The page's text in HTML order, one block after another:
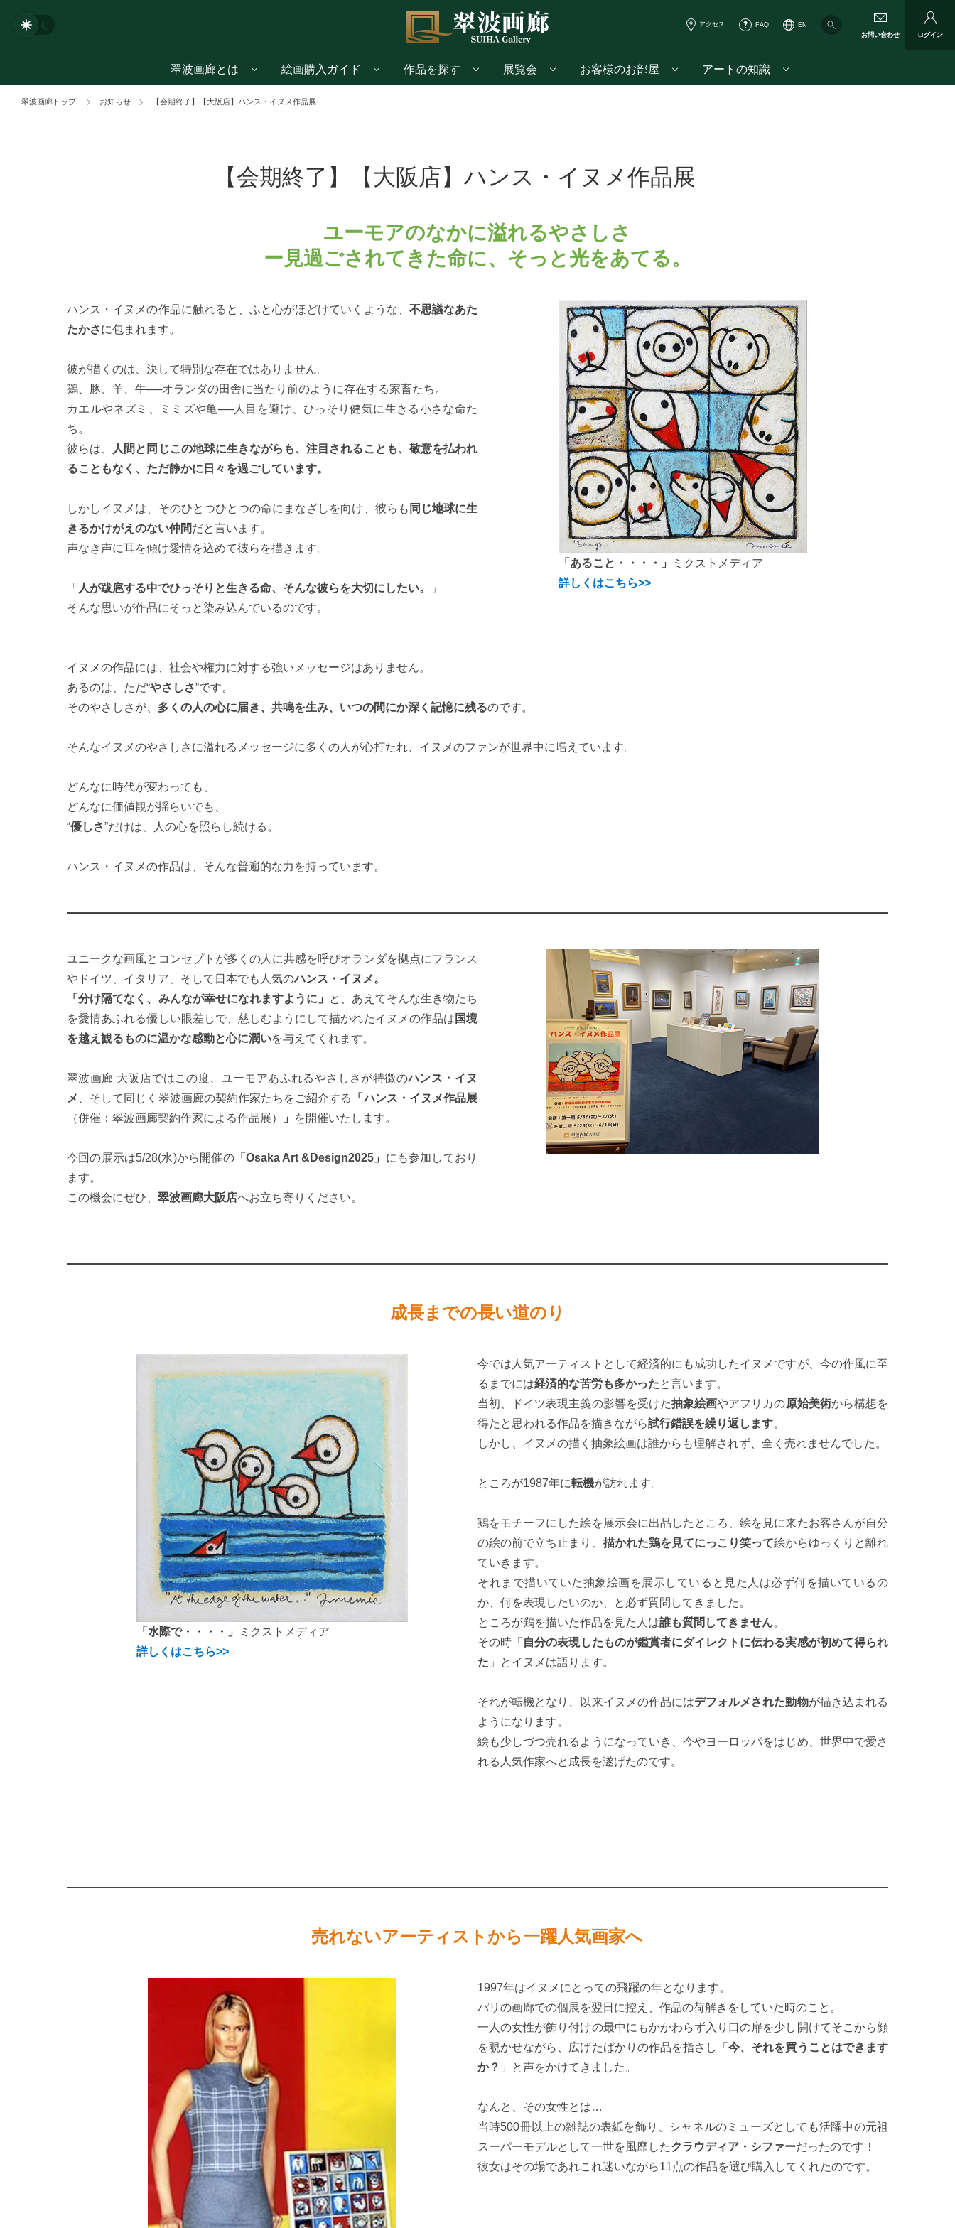
アクセス FAQ
EN
お問い合わせ
ログイン
翠波画廊とは 絵画購入ガイド 作品を探す 展覧会 お客様のお部屋 アートの知識
翠波画廊トップ お知らせ 【会期終了】【大阪店】ハンス・イヌメ作品展
【会期終了】【大阪店】ハンス・イヌメ作品展
ユーモアのなかに溢れるやさしさ
ー見過ごされてきた命に、そっと光をあてる。
ハンス・イヌメの作品に触れると、ふと心がほどけていくような、 不思議なあた
たかさに包まれます。
彼が描くのは、決して特別な存在ではありません。
鶏、豚、羊、牛──オランダの田舎に当たり前のように存在する家畜たち。
カエルやネズミ、ミミズや亀──人目を避け、ひっそり健気に生きる小さな命た
ち。
彼らは、
人間と同じこの地球に生きながらも、注目されることも、敬意を払われ
ることもなく、ただ静かに日々を過ごしています。
しかしイヌメは、そのひとつひとつの命にまなざしを向け、彼らも 同じ地球に生
きるかけがえのない仲間だと言います。
声なき声に耳を傾け愛情を込めて彼らを描きます。
「 人が跋扈する中でひっそりと生きる命、そんな彼らを大切にしたい。
」
そんな思いが作品にそっと染み込んでいるのです。
「あること・・・・」
ミクストメディア
詳しくはこちら>>
イヌメの作品には、社会や権力に対する強いメッセージはありません。
あるのは、ただ“やさしさ”です。
そのやさしさが、 多くの人の心に届き、共鳴を生み、いつの間にか深く記憶に残るのです。
そんなイヌメのやさしさに溢れるメッセージに多くの人が心打たれ、イヌメのファンが世界中に増えています。
どんなに時代が変わっても、
どんなに価値観が揺らいでも、
“優しさ”だけは、人の心を照らし続ける。
ハンス・イヌメの作品は、そんな普遍的な力を持っています。
ユニークな画風とコンセプトが多くの人に共感を呼びオランダを拠点にフランス
やドイツ、イタリア、そして日本でも人気のハンス・イヌメ。
「分け隔てなく、みんなが幸せになれますように」 と、あえてそんな生き物たち
を愛情あふれる優しい眼差しで、慈しむようにして描かれたイヌメの作品は 国境
を越え観るものに温かな感動と心に潤いを与えてくれます。
翠波画廊 大阪店ではこの度、ユーモアあふれるやさしさが特徴のハンス・イヌ
メ
、そして同じく翠波画廊の契約作家たちをご紹介する 「ハンス・イヌメ作品展
（併催：翠波画廊契約作家による作品展）
」 を開催いたします。
今回の展示は5/28(水)から開催の「Osaka Art &Design2025」 にも参加しており
ます。
この機会にぜひ、翠波画廊大阪店へお立ち寄りください。
成長までの長い道のり
「水際で・・・・」
ミクストメディア
詳しくはこちら>>
今では人気アーティストとして経済的にも成功したイヌメですが、今の作風に至
るまでには経済的な苦労も多かったと言います。
当初、ドイツ表現主義の影響を受けた抽象絵画やアフリカの原始美術から構想を
得たと思われる作品を描きながら試行錯誤を繰り返します。
しかし、イヌメの描く抽象絵画は誰からも理解されず、全く売れませんでした。
ところが1987年に転機が訪れます。
鶏をモチーフにした絵を展示会に出品したところ、絵を見に来たお客さんが自分
の絵の前で立ち止まり、 描かれた鶏を見てにっこり笑って絵からゆっくりと離れ
ていきます。
それまで描いていた抽象絵画を展示していると見た人は必ず何を描いているの
か、何を表現したいのか、と必ず質問してきました。
ところが鶏を描いた作品を見た人は誰も質問してきません。
その時「 自分の表現したものが鑑賞者にダイレクトに伝わる実感が初めて得られ
た 」とイヌメは語ります。
それが転機となり、以来イヌメの作品にはデフォルメされた動物が描き込まれる
ようになります。
絵も少しづつ売れるようになっていき、今やヨーロッパをはじめ、世界中で愛さ
れる人気作家へと成長を遂げたのです。
売れないアーティストから一躍人気画家へ
1997年はイヌメにとっての飛躍の年となります。
パリの画廊での個展を翌日に控え、作品の荷解きをしていた時のこと。
一人の女性が飾り付けの最中にもかかわらず入り口の扉を少し開けてそこから顔
を覗かせながら、広げたばかりの作品を指さし「今、それを買うことはできます
か？ 」と声をかけてきました。
なんと、その女性とは…
当時500冊以上の雑誌の表紙を飾り、シャネルのミューズとしても活躍中の元祖
スーパーモデルとして一世を風靡したクラウディア・シファーだったのです！
彼女はその場であれこれ迷いながら11点の作品を選び購入してくれたのです。